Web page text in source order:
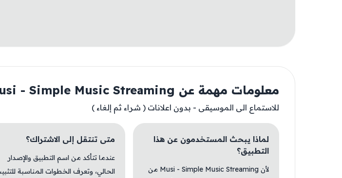
معلومات مهمة عن Musi - Simple Music Streaming
للاستماع الى الموسيقى - بدون اعلانات ( شراء ثم إلغاء )
لماذا يبحث المستخدمون عن هذا
التطبيق؟
لأن Musi - Simple Music Streaming من
متى تنتقل إلى الاشتراك؟
عندما تتأكد من اسم التطبيق والإصدار
الحالي، وتعرف الخطوات المناسبة